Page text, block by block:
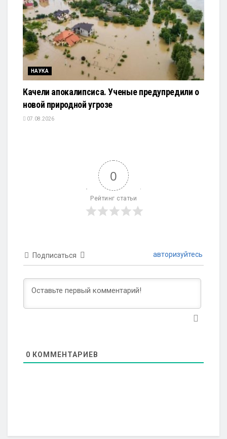
НАУКА
Качели апокалипсиса. Ученые предупредили о
новой природной угрозе
07.08.2026
0
Рейтинг статьи
Подписаться авторизуйтесь
0 КОММЕНТАРИЕВ